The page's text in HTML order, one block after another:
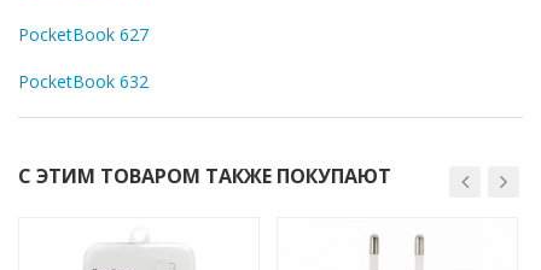
PocketBook 627
PocketBook 632
С ЭТИМ ТОВАРОМ ТАКЖЕ ПОКУПАЮТ